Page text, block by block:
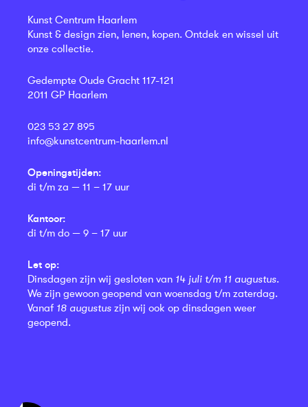
Kunst Centrum Haarlem
Kunst & design zien, lenen, kopen. Ontdek en wissel uit
onze collectie.
Gedempte Oude Gracht 117-121
2011 GP Haarlem
023 53 27 895
info@kunstcentrum-haarlem.nl
Openingstijden:
di t/m za — 11 – 17 uur
Kantoor:
di t/m do — 9 – 17 uur
Let op:
Dinsdagen zijn wij gesloten van 14 juli t/m 11 augustus.
We zijn gewoon geopend van woensdag t/m zaterdag.
Vanaf 18 augustus zijn wij ook op dinsdagen weer
geopend.